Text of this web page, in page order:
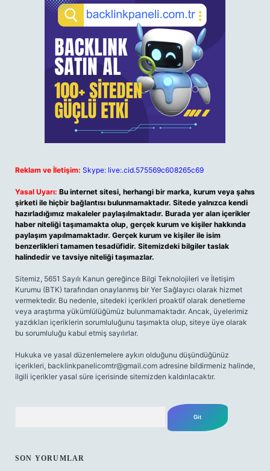
Reklam ve İletişim: Skype: live:.cid.575569c608265c69
Yasal Uyarı: Bu internet sitesi, herhangi bir marka, kurum veya şahıs
şirketi ile hiçbir bağlantısı bulunmamaktadır. Sitede yalnızca kendi
hazırladığımız makaleler paylaşılmaktadır. Burada yer alan içerikler
haber niteliği taşımamakta olup, gerçek kurum ve kişiler hakkında
paylaşım yapılmamaktadır. Gerçek kurum ve kişiler ile isim
benzerlikleri tamamen tesadüfidir. Sitemizdeki bilgiler taslak
halindedir ve tavsiye niteliği taşımazlar.
Sitemiz, 5651 Sayılı Kanun gereğince Bilgi Teknolojileri ve İletişim
Kurumu (BTK) tarafından onaylanmış bir Yer Sağlayıcı olarak hizmet
vermektedir. Bu nedenle, sitedeki içerikleri proaktif olarak denetleme
veya araştırma yükümlülüğümüz bulunmamaktadır. Ancak, üyelerimiz
yazdıkları içeriklerin sorumluluğunu taşımakta olup, siteye üye olarak
bu sorumluluğu kabul etmiş sayılırlar.
Hukuka ve yasal düzenlemelere aykırı olduğunu düşündüğünüz
içerikleri, backlinkpanelicomtr@gmail.com adresine bildirmeniz halinde,
ilgili içerikler yasal süre içerisinde sitemizden kaldırılacaktır.
SON YORUMLAR